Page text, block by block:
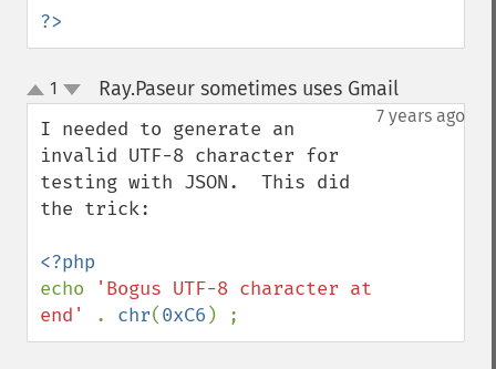
?>
up
down
1 Ray.Paseur sometimes uses Gmail¶
7 years ago
I needed to generate an
invalid UTF-8 character for
testing with JSON.  This did
the trick:
echo
'Bogus UTF-8 character at
end'
. chr(0xC6 ) ;